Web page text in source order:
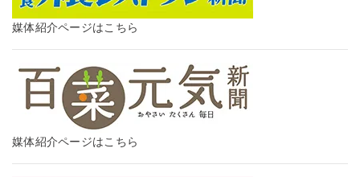
媒体紹介ページはこちら
媒体紹介ページはこちら